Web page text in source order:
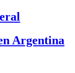
Argentina